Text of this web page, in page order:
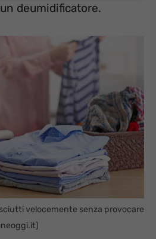
deumidificatore.
velocemente senza provocare